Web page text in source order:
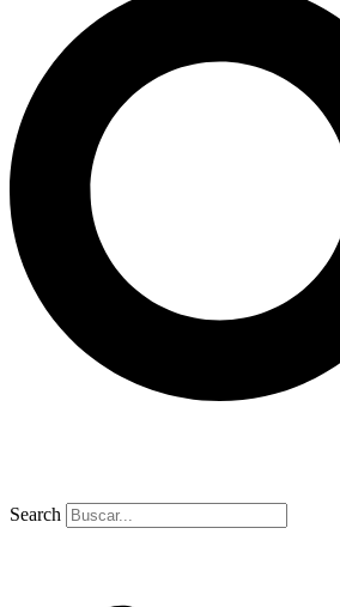
Search